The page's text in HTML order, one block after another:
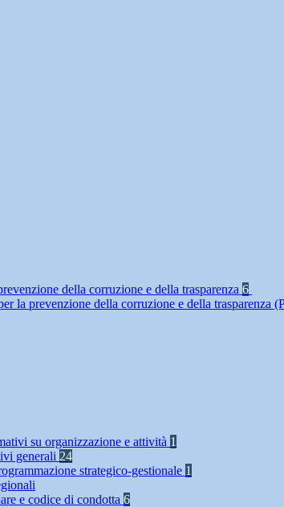
della corruzione e della trasparenza 6
la prevenzione della corruzione e della trasparenza
su organizzazione e attività 1
generali 24
strategico-gestionale 1
e codice di condotta 6